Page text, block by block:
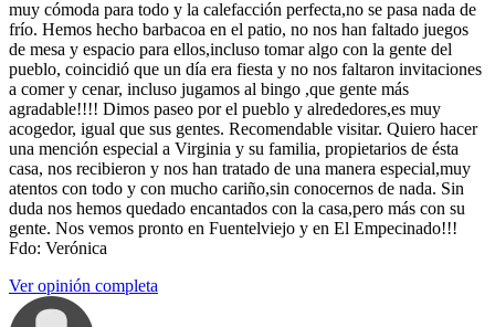
muy cómoda para todo y la calefacción perfecta,no se pasa nada de
frío. Hemos hecho barbacoa en el patio, no nos han faltado juegos
de mesa y espacio para ellos,incluso tomar algo con la gente del
pueblo, coincidió que un día era fiesta y no nos faltaron invitaciones
a comer y cenar, incluso jugamos al bingo ,que gente más
agradable!!!! Dimos paseo por el pueblo y alrededores,es muy
acogedor, igual que sus gentes. Recomendable visitar. Quiero hacer
una mención especial a Virginia y su familia, propietarios de ésta
casa, nos recibieron y nos han tratado de una manera especial,muy
atentos con todo y con mucho cariño,sin conocernos de nada. Sin
duda nos hemos quedado encantados con la casa,pero más con su
gente. Nos vemos pronto en Fuentelviejo y en El Empecinado!!!
Fdo: Verónica
Ver opinión completa